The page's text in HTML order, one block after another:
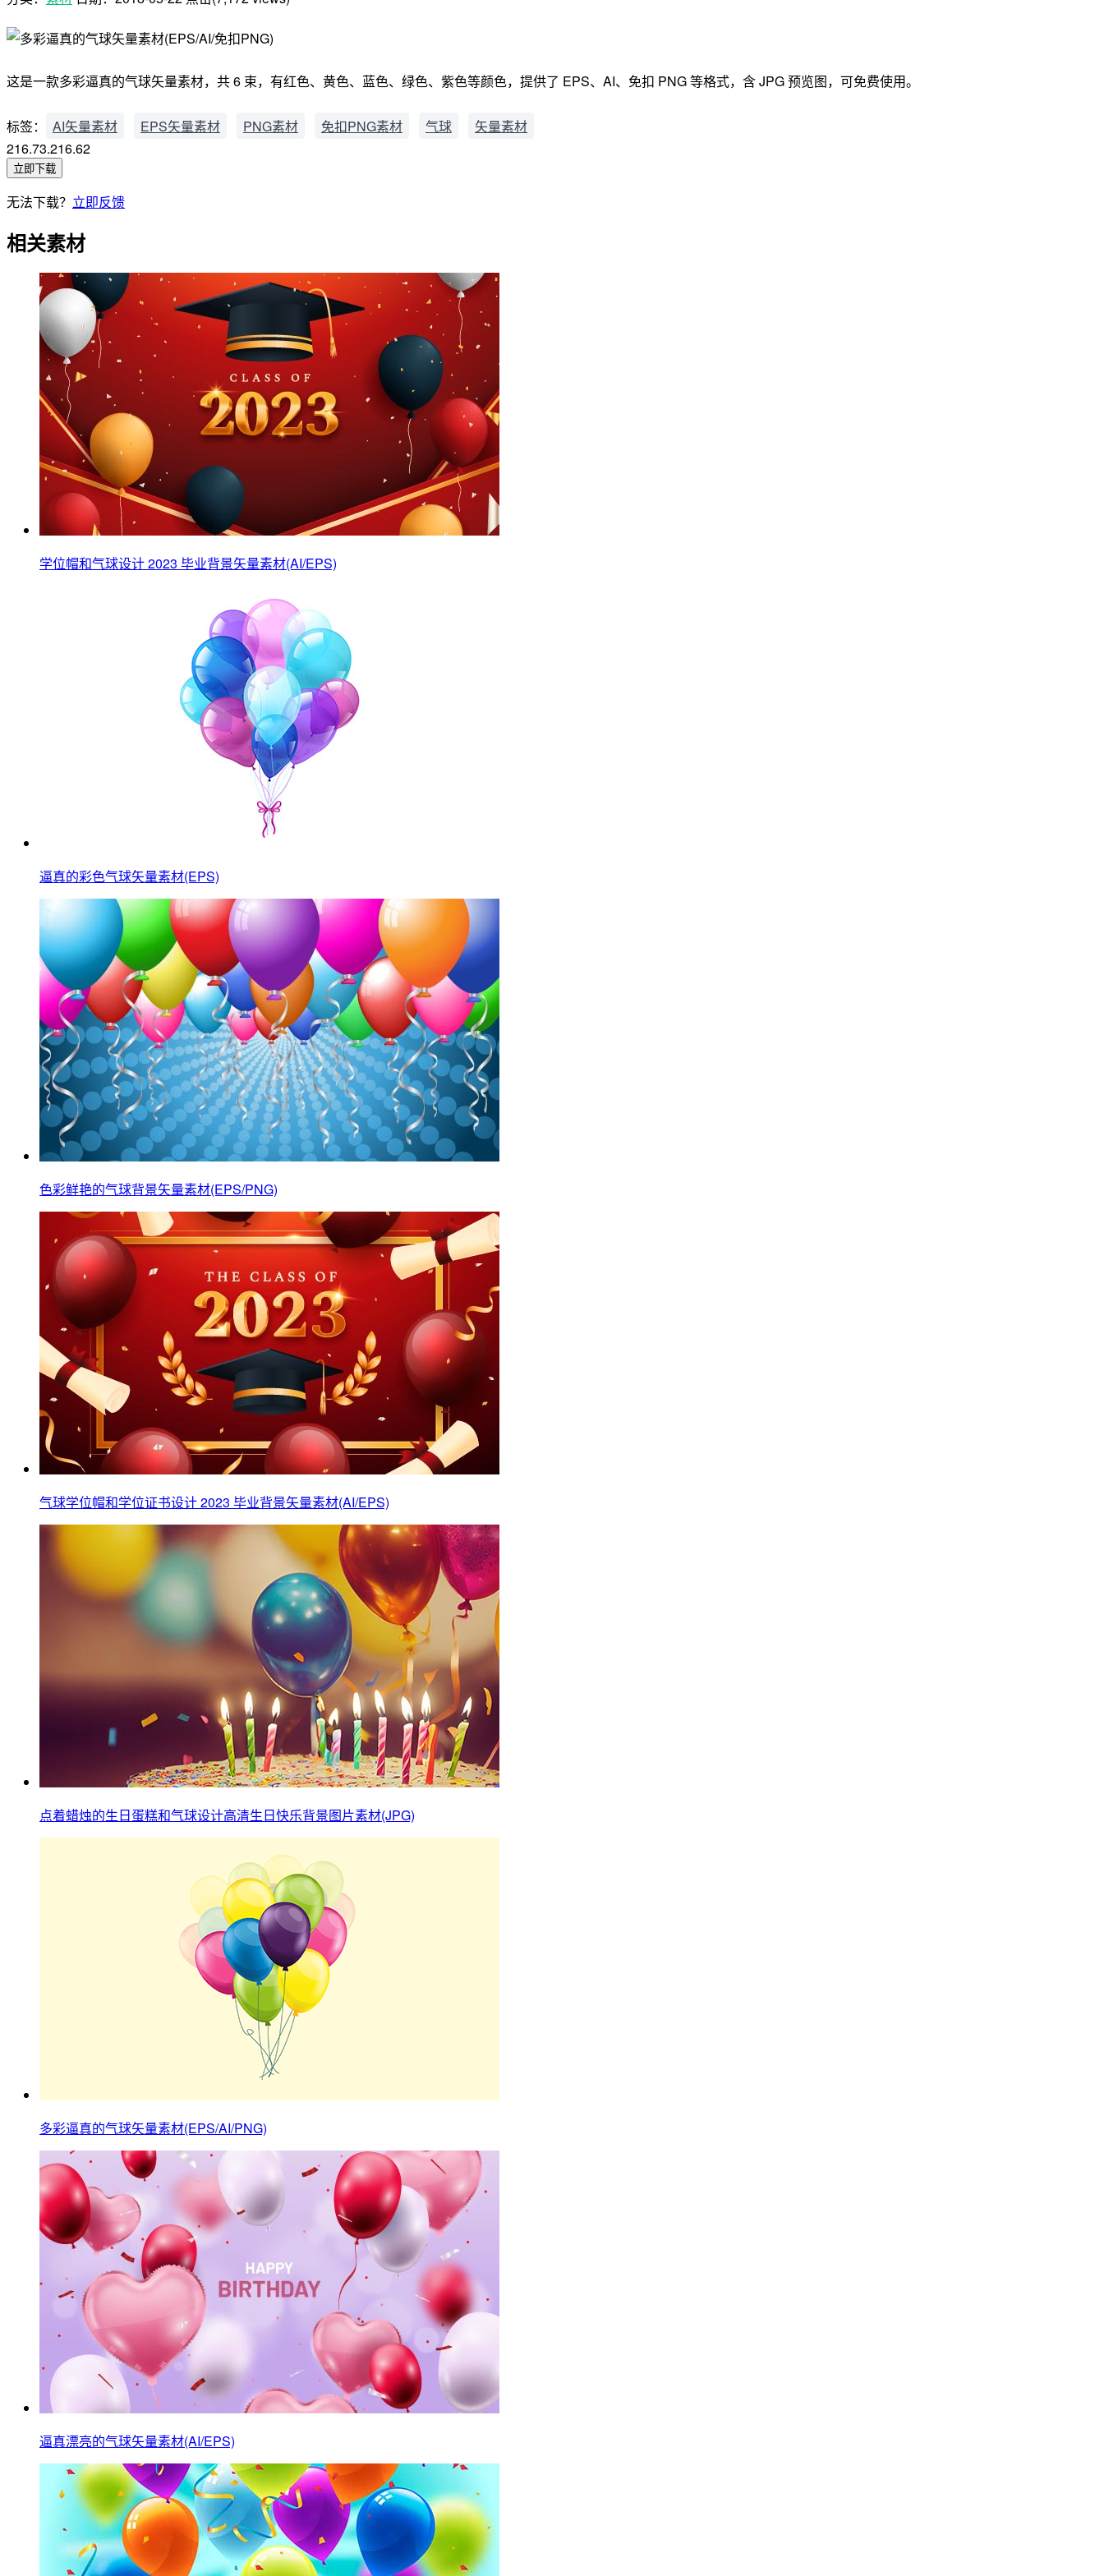
这是一款多彩逼真的气球矢量素材，共 6 束，有红色、黄色、蓝色、绿色、紫色等颜色，提供了 EPS、AI、免扣 PNG 等格式，含 JPG 预览图，可免费使用。
标签： AI矢量素材 EPS矢量素材 PNG素材 免扣PNG素材 气球
矢量素材
216.73.216.62
立即下载
无法下载？ 立即反馈
相关素材
学位帽和气球设计 2023 毕业背景矢量素材(AI/EPS)
逼真的彩色气球矢量素材(EPS)
色彩鲜艳的气球背景矢量素材(EPS/PNG)
气球学位帽和学位证书设计 2023 毕业背景矢量素材(AI/EPS)
点着蜡烛的生日蛋糕和气球设计高清生日快乐背景图片素材(JPG)
多彩逼真的气球矢量素材(EPS/AI/PNG)
逼真漂亮的气球矢量素材(AI/EPS)